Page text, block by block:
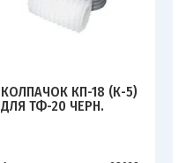
КОЛПАЧОК КП-18 (К-5)
ДЛЯ ТФ-20 ЧЕРН.